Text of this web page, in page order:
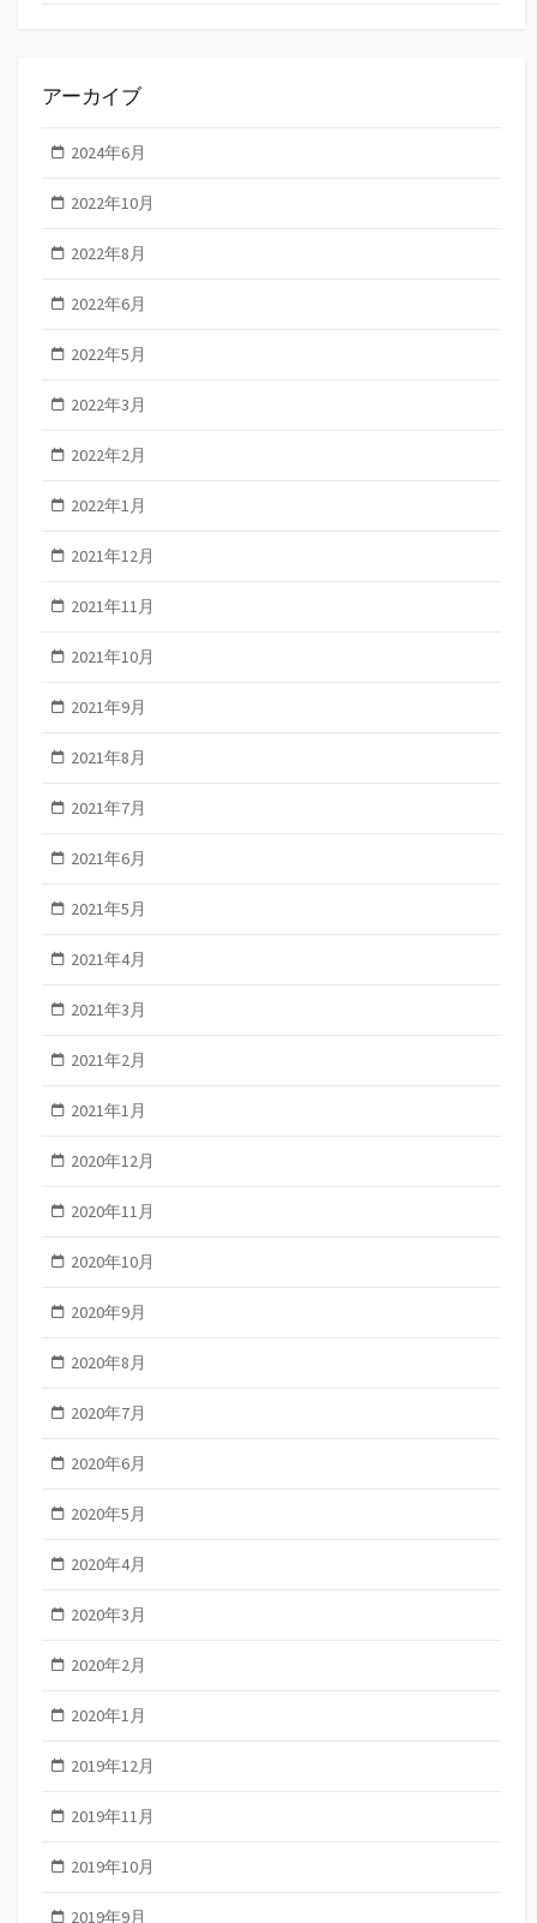
アーカイブ
2024年6月
2022年10月
2022年8月
2022年6月
2022年5月
2022年3月
2022年2月
2022年1月
2021年12月
2021年11月
2021年10月
2021年9月
2021年8月
2021年7月
2021年6月
2021年5月
2021年4月
2021年3月
2021年2月
2021年1月
2020年12月
2020年11月
2020年10月
2020年9月
2020年8月
2020年7月
2020年6月
2020年5月
2020年4月
2020年3月
2020年2月
2020年1月
2019年12月
2019年11月
2019年10月
2019年9月